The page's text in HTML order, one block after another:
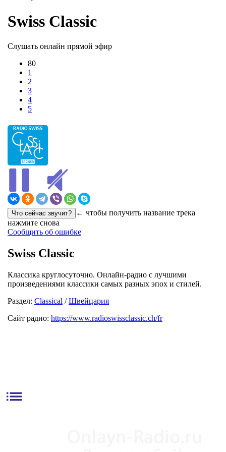
Swiss Classic
Слушать онлайн прямой эфир
80
1
2
3
4
5
← чтобы получить название трека
нажмите снова
Сообщить об ошибке
Swiss Classic
Классика круглосуточно. Онлайн-радио с лучшими
произведениями классики самых разных эпох и стилей.
Раздел: Classical /Швейцария
Сайт радио: https://www.radioswissclassic.ch/fr
list